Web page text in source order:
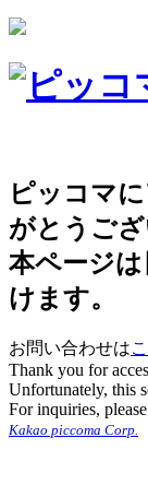
ピッコマ
がとうござ
本ページ
けます。
お問い合わせは
Thank you for
Unfortunately, this
For inquiries, please
Kakao piccoma Corp.